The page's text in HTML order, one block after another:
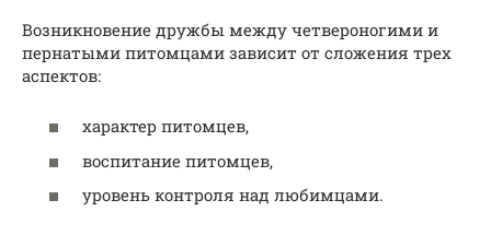
Возникновение дружбы между четвероногими и
пернатыми питомцами зависит от сложения трех
аспектов:
характер питомцев,
воспитание питомцев,
уровень контроля над любимцами.